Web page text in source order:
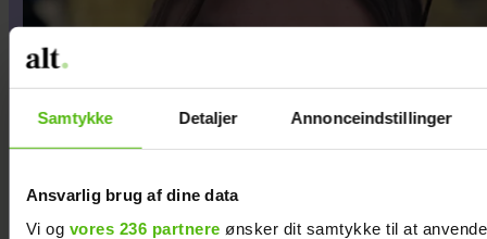
Samtykke Detaljer Annonceindstillinger
Ansvarlig brug af dine data
Vi og vores 236 partnere ønsker dit samtykke til at